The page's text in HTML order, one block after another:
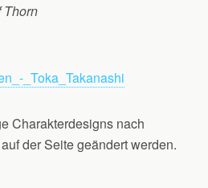
Thorn
Charakterdesigns nach
der Seite geändert werden.